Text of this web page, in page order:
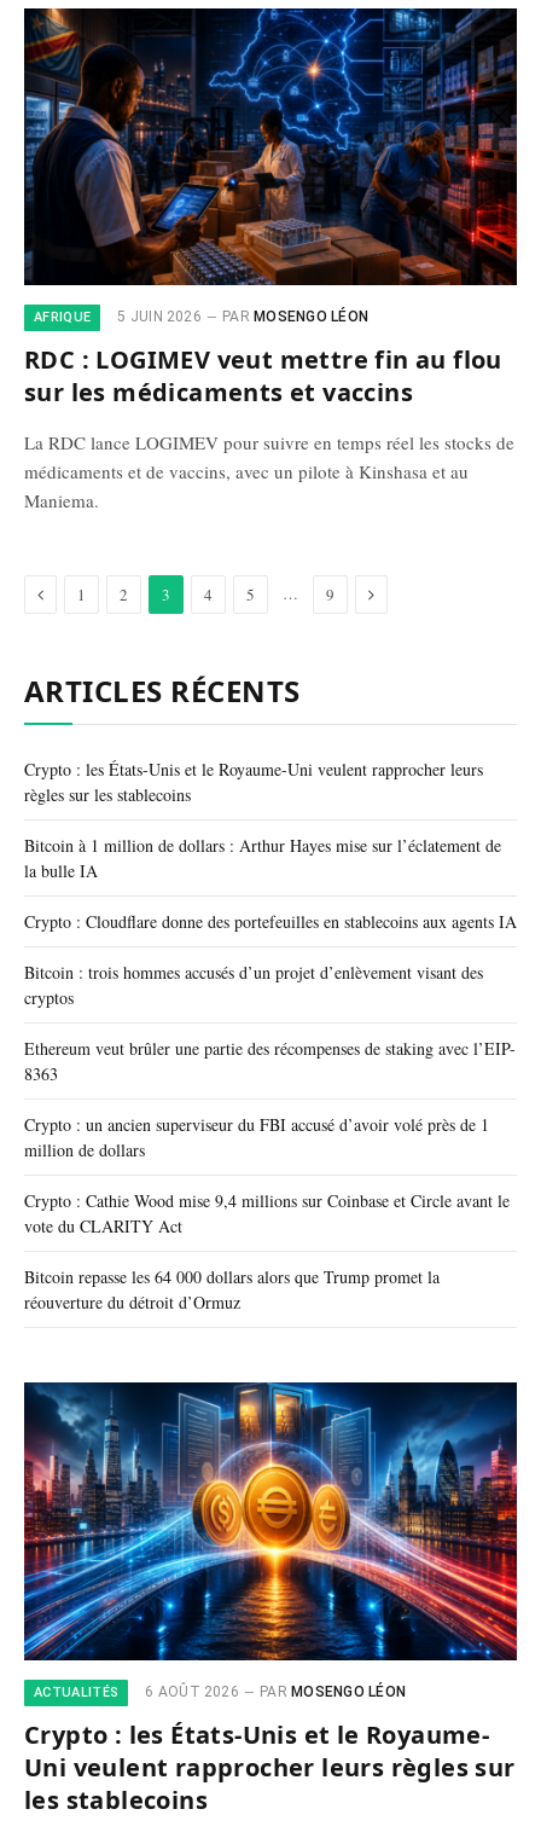
AFRIQUE 5 JUIN 2026 PAR MOSENGO LÉON
RDC : LOGIMEV veut mettre fin au flou
sur les médicaments et vaccins
La RDC lance LOGIMEV pour suivre en temps réel les stocks de
médicaments et de vaccins, avec un pilote à Kinshasa et au
Maniema.
Précédent
1 2 3 4 5 … 9 Suivant
ARTICLES RÉCENTS
Crypto : les États-Unis et le Royaume-Uni veulent rapprocher leurs
règles sur les stablecoins
Bitcoin à 1 million de dollars : Arthur Hayes mise sur l’éclatement de
la bulle IA
Crypto : Cloudflare donne des portefeuilles en stablecoins aux agents IA
Bitcoin : trois hommes accusés d’un projet d’enlèvement visant des
cryptos
Ethereum veut brûler une partie des récompenses de staking avec l’EIP-
8363
Crypto : un ancien superviseur du FBI accusé d’avoir volé près de 1
million de dollars
Crypto : Cathie Wood mise 9,4 millions sur Coinbase et Circle avant le
vote du CLARITY Act
Bitcoin repasse les 64 000 dollars alors que Trump promet la
réouverture du détroit d’Ormuz
ACTUALITÉS 6 AOÛT 2026 PAR MOSENGO LÉON
Crypto : les États-Unis et le Royaume-
Uni veulent rapprocher leurs règles sur
les stablecoins